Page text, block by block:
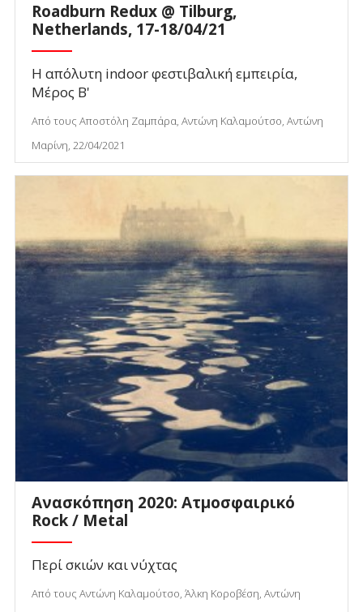
Roadburn Redux @ Tilburg,
Netherlands, 17-18/04/21
Η απόλυτη indoor φεστιβαλική εμπειρία,
Μέρος Β'
Από τους Αποστόλη Ζαμπάρα, Αντώνη Καλαμούτσο, Αντώνη
Μαρίνη, 22/04/2021
Ανασκόπηση 2020: Ατμοσφαιρικό
Rock / Metal
Περί σκιών και νύχτας
Από τους Αντώνη Καλαμούτσο, Άλκη Κοροβέση, Αντώνη